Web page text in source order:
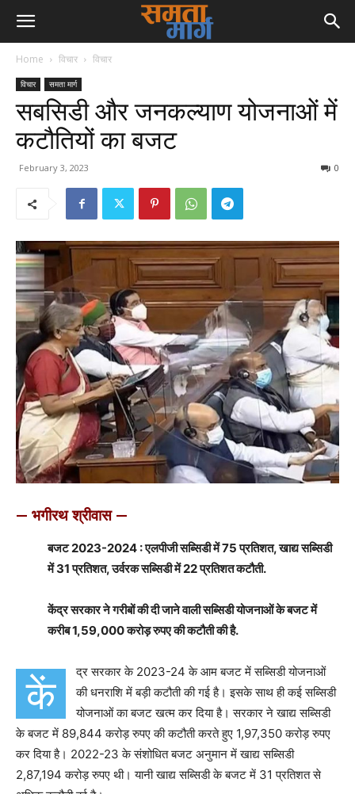
Home विचार विचार
विचार समता मार्ग
सबसिडी और जनकल्याण योजनाओं में
कटौतियों का बजट
February 3, 2023 0
— भगीरथ श्रीवास —
बजट 2023-2024 : एलपीजी सब्सिडी में 75 प्रतिशत, खाद्य सब्सिडी
में 31 प्रतिशत, उर्वरक सब्सिडी में 22 प्रतिशत कटौती.
केंद्र सरकार ने गरीबों की दी जाने वाली सब्सिडी योजनाओं के बजट में
करीब 1,59,000 करोड़ रुपए की कटौती की है.
कें
द्र सरकार के 2023-24 के आम बजट में सब्सिडी योजनाओं
की धनराशि में बड़ी कटौती की गई है। इसके साथ ही कई सब्सिडी
योजनाओं का बजट खत्म कर दिया है। सरकार ने खाद्य सब्सिडी
के बजट में 89,844 करोड़ रुपए की कटौती करते हुए 1,97,350 करोड़ रुपए
कर दिया है। 2022-23 के संशोधित बजट अनुमान में खाद्य सब्सिडी
2,87,194 करोड़ रुपए थी। यानी खाद्य सब्सिडी के बजट में 31 प्रतिशत से